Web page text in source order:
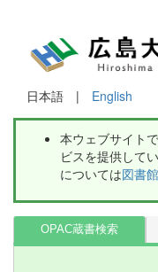
日本語 | English
本ウェブサイト
ビスを提供して
については図書
OPAC蔵書検索